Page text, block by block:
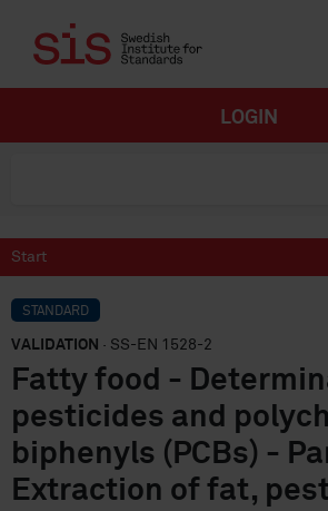
LOGIN
Start
STANDARD
VALIDATION · SS-EN 1528-2
Fatty food -
pesticides and
biphenyls (PCBs) -
Extraction of fat,